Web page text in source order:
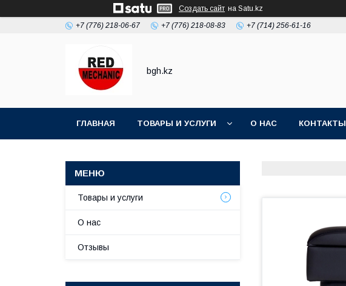
Создать сайт на Satu.kz
+7 (776) 218-06-67 +7 (776) 218-08-83 +7 (714) 256-61-16
bgh.kz
ГЛАВНАЯ ТОВАРЫ И УСЛУГИ О НАС КОНТАКТЫ
Товары и услуги
О нас
Отзывы